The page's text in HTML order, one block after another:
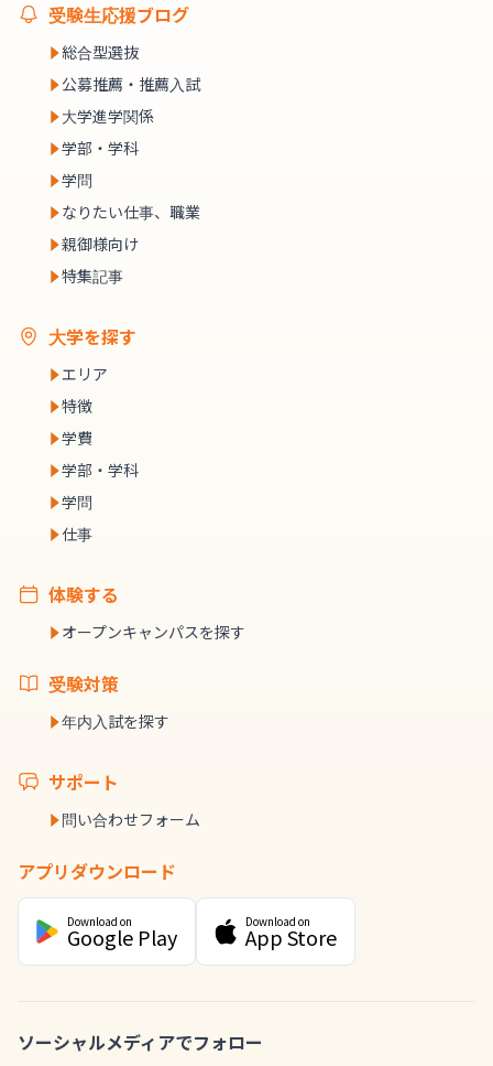
受験生応援ブログ
総合型選抜
公募推薦・推薦入試
大学進学関係
学部・学科
学問
なりたい仕事、職業
親御様向け
特集記事
大学を探す
エリア
特徴
学費
学部・学科
学問
仕事
体験する
オープンキャンパスを探す
受験対策
年内入試を探す
サポート
問い合わせフォーム
アプリダウンロード
Download on
Google Play
Download on
App Store
ソーシャルメディアでフォロー